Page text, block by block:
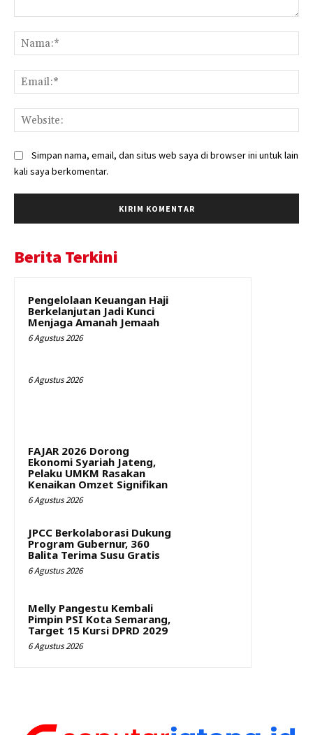
Simpan nama, email, dan situs web saya di browser ini untuk lain
kali saya berkomentar.
Berita Terkini
Pengelolaan Keuangan Haji
Berkelanjutan Jadi Kunci
Menjaga Amanah Jemaah
6 Agustus 2026
6 Agustus 2026
FAJAR 2026 Dorong
Ekonomi Syariah Jateng,
Pelaku UMKM Rasakan
Kenaikan Omzet Signifikan
6 Agustus 2026
JPCC Berkolaborasi Dukung
Program Gubernur, 360
Balita Terima Susu Gratis
6 Agustus 2026
Melly Pangestu Kembali
Pimpin PSI Kota Semarang,
Target 15 Kursi DPRD 2029
6 Agustus 2026